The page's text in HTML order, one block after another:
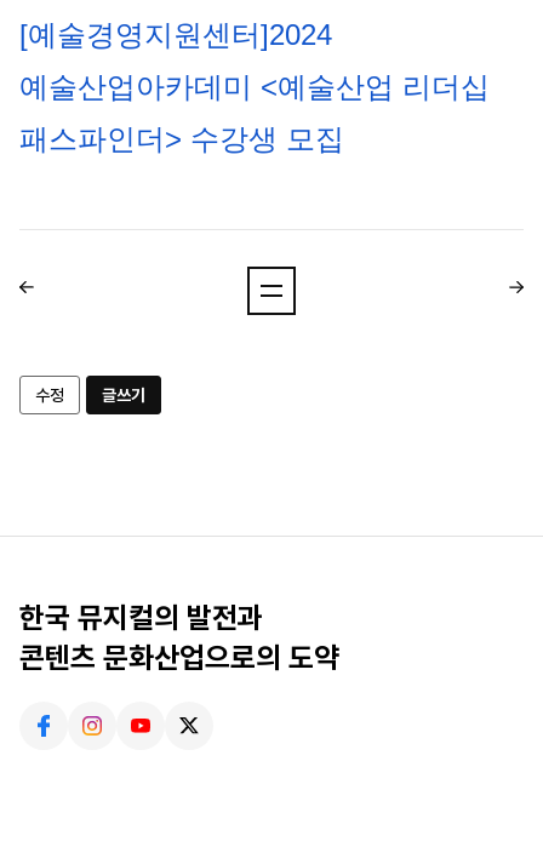
[예술경영지원센터]2024
예술산업아카데미 <예술산업 리더십
패스파인더> 수강생 모집
수정 글쓰기
한국 뮤지컬의 발전과
콘텐츠 문화산업으로의 도약